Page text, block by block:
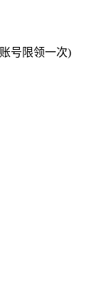
号限领一次)